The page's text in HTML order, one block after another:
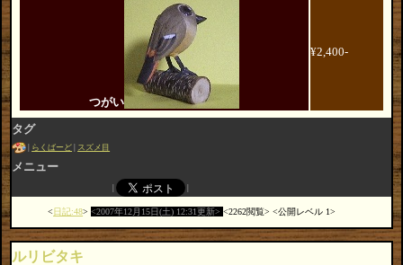
つがい
¥2,400-
タグ
らくばーど スズメ目
メニュー
日記:48 2007年12月15日(土) 12:31更新 2262閲覧 公開レベル 1
ルリビタキ